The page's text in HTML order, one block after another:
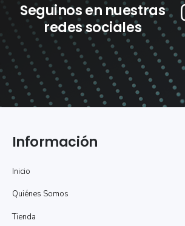
Seguinos en nuestras
redes sociales
Información
Inicio
Quiénes Somos
Tienda